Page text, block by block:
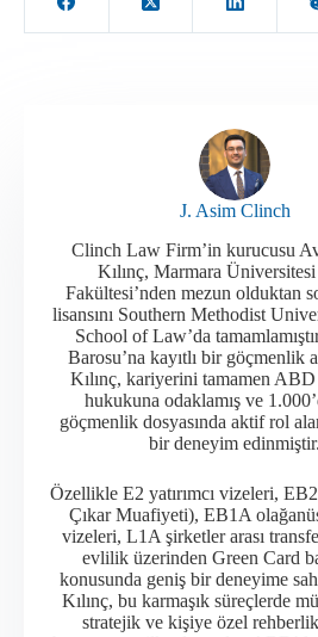
J. Asim Clinch
Clinch Law Firm’in kurucusu
Kılınç, Marmara
Fakültesi’nden mezun olduktan
lisansını Southern Methodist
School of Law’da
Barosu’na kayıtlı bir göçmenlik
Kılınç, kariyerini tamamen
hukukuna odaklamış ve
göçmenlik dosyasında aktif rol
bir deneyim edinmiştir.​
Özellikle E2 yatırımcı vizeleri,
Çıkar Muafiyeti), EB1A
vizeleri, L1A şirketler arası
evlilik üzerinden Green Card
konusunda geniş bir deneyime
Kılınç, bu karmaşık süreçlerde
stratejik ve kişiye özel